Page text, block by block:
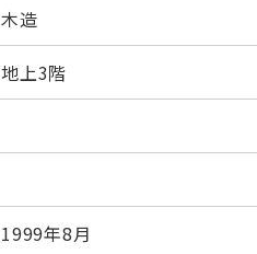
木造
地上3階
1999年8月